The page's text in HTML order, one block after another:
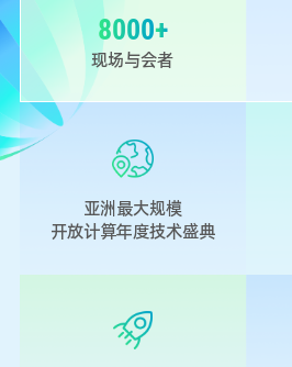
8000+
现场与会者
亚洲最大规模
开放计算年度技术盛典